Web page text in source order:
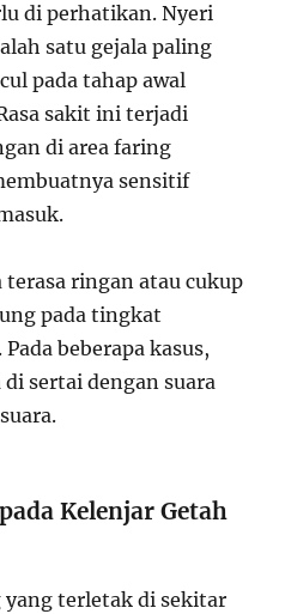
di perhatikan. Nyeri
satu gejala paling
pada tahap awal
sakit ini terjadi
di area faring
sensitif
ringan atau cukup
pada tingkat
beberapa kasus,
sertai dengan suara
Kelenjar Getah
terletak di sekitar